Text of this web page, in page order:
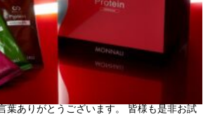
がとうございます。 皆様も是非お試